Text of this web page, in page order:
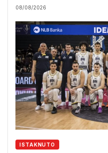
08/08/2026
ISTAKNUTO